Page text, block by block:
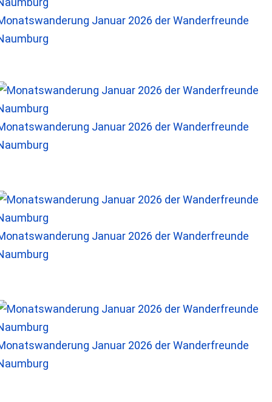
Januar 2026 der Wanderfreunde
Januar 2026 der Wanderfreunde
Januar 2026 der Wanderfreunde
Januar 2026 der Wanderfreunde